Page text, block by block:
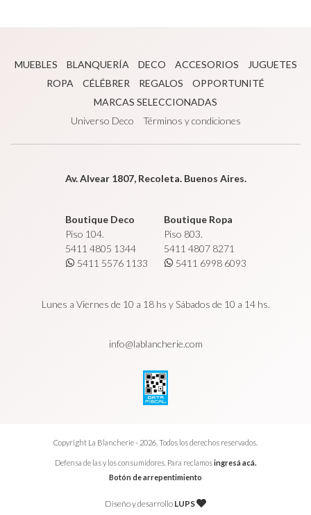
MUEBLES BLANQUERÍA DECO ACCESORIOS
JUGUETES
ROPA
CÉLÉBRER REGALOS
OPPORTUNITÉ
MARCAS SELECCIONADAS
Universo Deco
Términos y condiciones
Av. Alvear 1807, Recoleta. Buenos Aires.
Boutique Deco
Piso 104.
5411 4805 1344
5411 5576 1133
Boutique Ropa
Piso 803.
5411 4807 8271
5411 6998 6093
Lunes a Viernes de 10 a 18 hs y Sábados de 10 a 14 hs.
info@lablancherie.com
Copyright La Blancherie - 2026. Todos los derechos reservados.
Defensa de las y los consumidores. Para reclamosingresá acá.
Botón de arrepentimiento
Diseño y desarrollo LUPS